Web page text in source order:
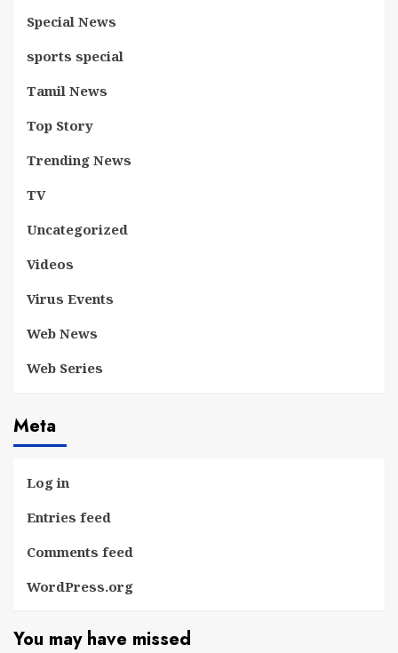
Special News
sports special
Tamil News
Top Story
Trending News
TV
Uncategorized
Videos
Virus Events
Web News
Web Series
Meta
Log in
Entries feed
Comments feed
WordPress.org
You may have missed